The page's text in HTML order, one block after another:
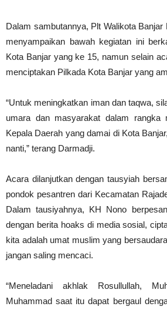
Dalam sambutannya, Plt Walikota Banjar
menyampaikan bawah kegiatan ini
Kota Banjar yang ke 15, namun selain
menciptakan Pilkada Kota Banjar yang
“Untuk meningkatkan iman dan taqwa,
umara dan masyarakat dalam rangka
Kepala Daerah yang damai di Kota
nanti,” terang Darmadji.
Acara dilanjutkan dengan tausyiah
pondok pesantren dari Kecamatan
Dalam tausiyahnya, KH Nono
dengan berita hoaks di media sosial,
kita adalah umat muslim yang
jangan saling mencaci.
“Meneladani akhlak Rosullullah,
Muhammad saat itu dapat bergaul